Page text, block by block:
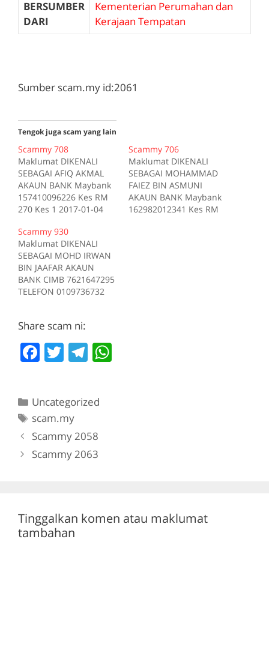
BERSUMBER
DARI
Kementerian Perumahan dan
Kerajaan Tempatan
Sumber scam.my id:2061
Tengok juga scam yang lain
Scammy 708
Maklumat DIKENALI
SEBAGAI AFIQ AKMAL
AKAUN BANK Maybank
157410096226 Kes RM
270 Kes 1 2017-01-04
Sumber scam.my id:708
Scammy 706
Maklumat DIKENALI
SEBAGAI MOHAMMAD
FAIEZ BIN ASMUNI
AKAUN BANK Maybank
162982012341 Kes RM
Scammy 930
Maklumat DIKENALI
SEBAGAI MOHD IRWAN
BIN JAAFAR AKAUN
BANK CIMB 7621647295
TELEFON 0109736732
deskripsi Sumber
Share scam ni:
F
e
b
o
T
er
T
gr
a
m
Categories
Uncategorized
Tags
scam.my
Scammy 2058
Scammy 2063
Tinggalkan komen atau maklumat
tambahan